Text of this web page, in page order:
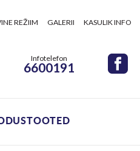
REŽIIM GALERII KASULIK INFO
Infotelefon
6600191